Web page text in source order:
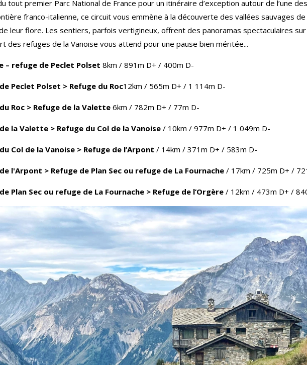
tout premier Parc National de France pour un itinéraire d’exception autour de l’une
franco-italienne, ce circuit vous emmène à la découverte des vallées sauvages
leur flore. Les sentiers, parfois vertigineux, offrent des panoramas spectaculaires
des refuges de la Vanoise vous attend pour une pause bien méritée...
– refuge de Peclet Polset 8km / 891m D+ / 400m D-
Peclet Polset > Refuge du Roc12km / 565m D+ / 1 114m D-
Roc > Refuge de la Valette6km / 782m D+ / 77m D-
la Valette > Refuge du Col de la Vanoise / 10km / 977m D+ / 1 049m D-
Col de la Vanoise > Refuge de l’Arpont / 14km / 371m D+ / 583m D-
l'Arpont > Refuge de Plan Sec ou refuge de La Fournache / 17km / 725m D+ /
Plan Sec ou refuge de La Fournache > Refuge de l’Orgère / 12km / 473m D+ /